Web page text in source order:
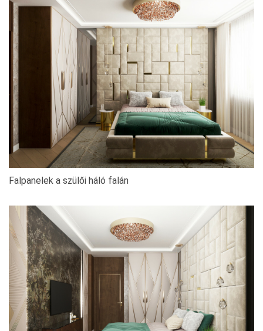
Falpanelek a szülői háló falán